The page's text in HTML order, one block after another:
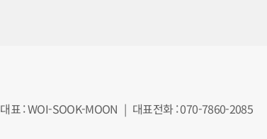
대표 : WOI-SOOK-MOON | 대표전화 : 070-7860-2085